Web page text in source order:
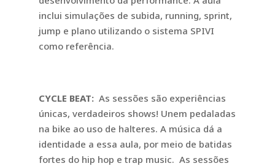
inclui simulações de subida, running, sprint,
jump e plano utilizando o sistema SPIVI
como referência.
CYCLE BEAT: As sessões são experiências
únicas, verdadeiros shows! Unem pedaladas
na bike ao uso de halteres. A música dá a
identidade a essa aula, por meio de batidas
fortes do hip hop e trap music. As sessões